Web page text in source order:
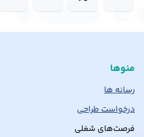
منوها
رسانه ها
درخواست طراحی
فرصت‌های شغلی